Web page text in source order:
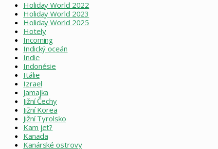
Holiday World 2022
Holiday World 2023
Holiday World 2025
Hotely
Incoming
Indický oceán
Indie
Indonésie
Itálie
Izrael
Jamajka
Jižní Čechy
Jižní Korea
Jižní Tyrolsko
Kam jet?
Kanada
Kanárské ostrovy